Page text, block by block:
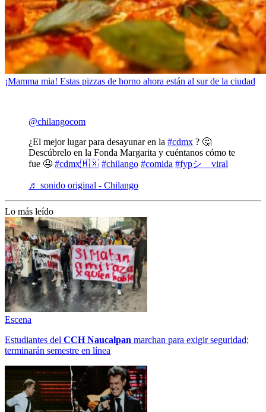
¡Mamma mia! Estas pizzas de horno ahora están al sur de la ciudad
@chilangocom
¿El mejor lugar para desayunar en la #cdmx ? 🤔
Descúbrelo en la Fonda Margarita y cuéntanos cómo te
fue 🤤 #cdmx🇲🇽 #chilango #comida #fypシ゚viral
♬ sonido original - Chilango
Lo más leído
Escena
Estudiantes del CCH Naucalpan marchan para exigir seguridad;
terminarán semestre en línea